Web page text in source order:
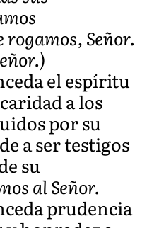
Señor.
el espíritu
a los
por su
a ser testigos
su
al Señor.
prudencia